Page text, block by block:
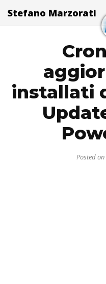
Stefano Marzorati
installati
Posted